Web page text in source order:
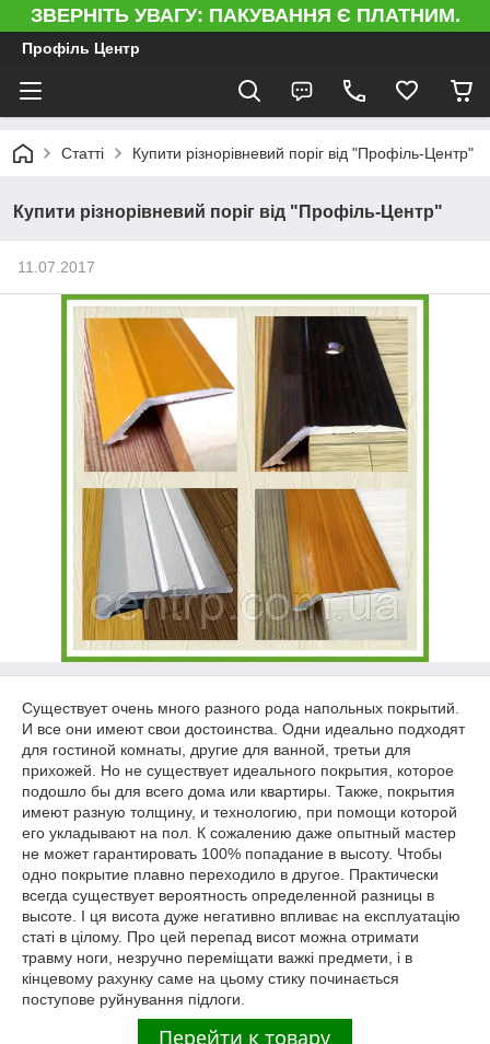
ЗВЕРНІТЬ УВАГУ: ПАКУВАННЯ Є ПЛАТНИМ.
Профіль Центр
Статті Купити різнорівневий поріг від "Профіль-Центр"
Купити різнорівневий поріг від "Профіль-Центр"
11.07.2017
Существует очень много разного рода напольных покрытий.
И все они имеют свои достоинства. Одни идеально подходят
для гостиной комнаты, другие для ванной, третьи для
прихожей. Но не существует идеального покрытия, которое
подошло бы для всего дома или квартиры. Также, покрытия
имеют разную толщину, и технологию, при помощи которой
его укладывают на пол. К сожалению даже опытный мастер
не может гарантировать 100% попадание в высоту. Чтобы
одно покрытие плавно переходило в другое. Практически
всегда существует вероятность определенной разницы в
высоте. І ця висота дуже негативно впливає на експлуатацію
статі в цілому. Про цей перепад висот можна отримати
травму ноги, незручно переміщати важкі предмети, і в
кінцевому рахунку саме на цьому стику починається
поступове руйнування підлоги.